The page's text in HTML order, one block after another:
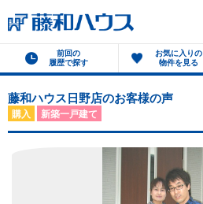
前回の
履歴で探す
お気に入りの
物件を見る
藤和ハウス日野店のお客様の声
購入 新築一戸建て